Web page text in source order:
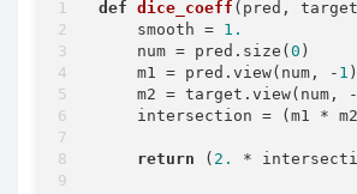
def dice_coeff ( pred, target
    smooth =
1.
    num = pred.size(
0 )
    m1 = pred.view(num, -
1
    m2 = target.view(num, -
intersection = (m1 *
return ( 2. *